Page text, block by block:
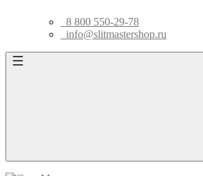
8 800 550-29-78
info@slitmastershop.ru